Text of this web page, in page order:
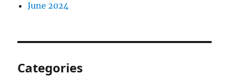
June 2024
Categories